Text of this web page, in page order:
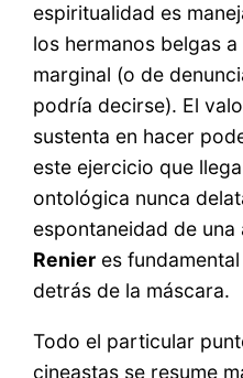
espiritualidad es
los hermanos belgas
marginal (o de
podría decirse). El
sustenta en hacer
este ejercicio que
ontológica nunca
espontaneidad de
Renier es
detrás de la máscara.
Todo el particular
cineastas se resume